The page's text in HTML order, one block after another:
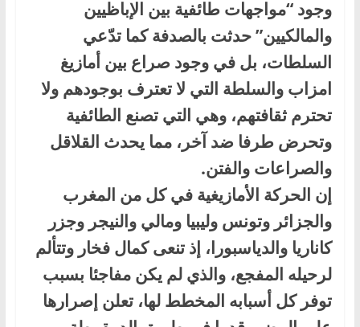
وجود “مواجهات طائفية بين الإباظيين
والمالكيين” حدثت بالصدفة كما تدّعي
السلطات، بل في وجود صراع بين أمازيغ
امزاب والسلطة التي لا تعترف بوجودهم ولا
تحترم ثقافتهم، وهي التي تصنع الطائفية
وتحرض طرفا ضد آخر، مما يحدث القلاقل
والصراعات والفتن.
إن الحركة الأمازيغية في كل من المغرب
والجزائر وتونس وليبيا ومالي والنيجر وجزر
كاناريا والدياسبورا، إذ تنعى كمال فخار وتتألم
لرحيله المفجع، والذي لم يكن مفاجئا بسبب
توفر كل أسبابه المخطط لها، تعلن إصرارها